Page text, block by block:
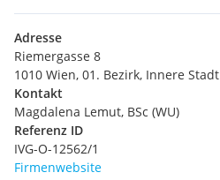
Adresse
Riemergasse 8
1010 Wien, 01. Bezirk, Innere Stadt
Kontakt
Magdalena Lemut, BSc (WU)
Referenz ID
IVG-O-12562/1
Firmenwebsite